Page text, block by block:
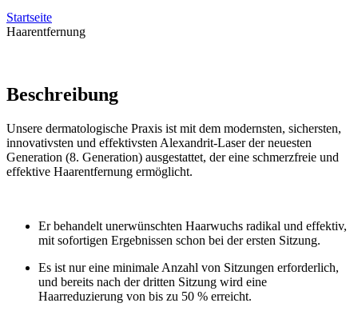
Startseite
Haarentfernung
Beschreibung
Unsere dermatologische Praxis ist mit dem modernsten, sichersten,
innovativsten und effektivsten Alexandrit-Laser der neuesten
Generation (8. Generation) ausgestattet, der eine schmerzfreie und
effektive Haarentfernung ermöglicht.
Er behandelt unerwünschten Haarwuchs radikal und effektiv,
mit sofortigen Ergebnissen schon bei der ersten Sitzung.
Es ist nur eine minimale Anzahl von Sitzungen erforderlich,
und bereits nach der dritten Sitzung wird eine
Haarreduzierung von bis zu 50 % erreicht.